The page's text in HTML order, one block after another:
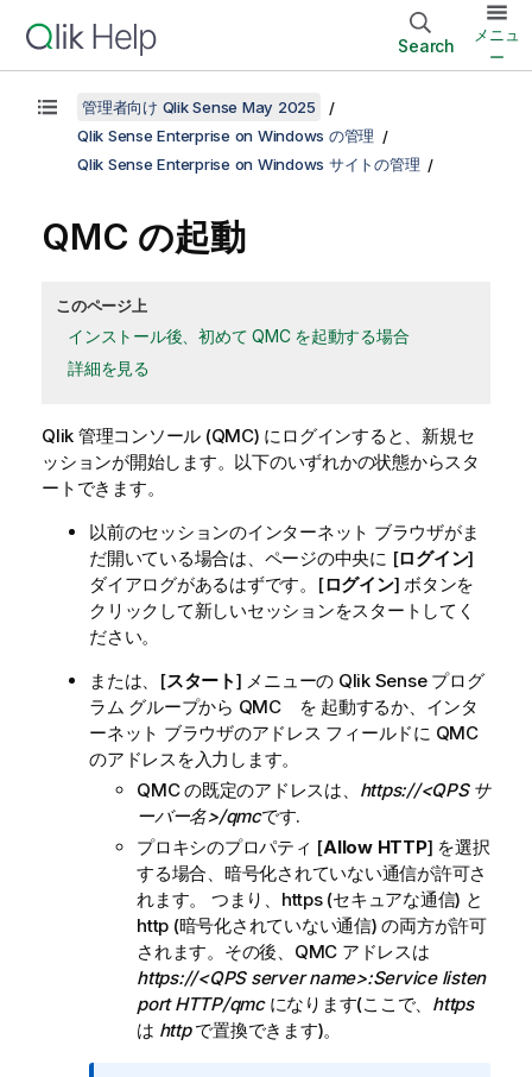
Search
メニュ
ー
管理者向け Qlik Sense May 2025
Qlik Sense Enterprise on Windows の管理
Qlik Sense Enterprise on Windows サイトの管理
QMC の起動
このページ上
インストール後、初めて QMC を起動する場合
詳細を見る
Qlik 管理コンソール (QMC) にログインすると、新規セ
ッションが開始します。以下のいずれかの状態からスタ
ートできます。
以前のセッションのインターネット ブラウザがま
だ開いている場合は、ページの中央に [ログイン]
ダイアログがあるはずです。[ログイン] ボタンを
クリックして新しいセッションをスタートしてく
ださい。
または、[スタート] メニューの Qlik Senseプログ
ラム グループから QMCを 起動するか、インタ
ーネット ブラウザのアドレス フィールドに QMC
のアドレスを入力します。
QMCの既定のアドレスは、 https://<QPS サ
ーバー名>/qmcです.
プロキシのプロパティ [Allow HTTP] を選択
する場合、暗号化されていない通信が許可さ
れます。 つまり、https (セキュアな通信) と
http (暗号化されていない通信) の両方が許可
されます。その後、 QMC アドレスは
https://<QPS server name>:Service listen
port HTTP/qmcになります(ここで、 https
は httpで置換できます)。